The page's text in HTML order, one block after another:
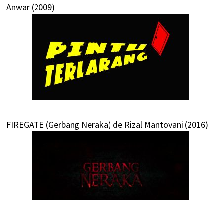
Anwar (2009)
FIREGATE (Gerbang Neraka) de Rizal Mantovani (2016)